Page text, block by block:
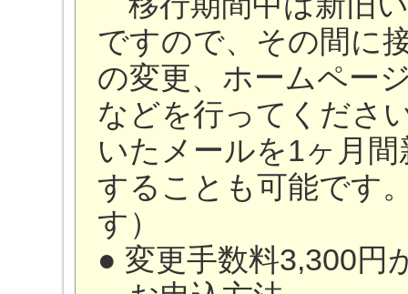
ですので、その間に
の変更、ホームペー
などを行ってくださ
いたメールを1ヶ月
することも可能です
す）
● 変更手数料3,300円